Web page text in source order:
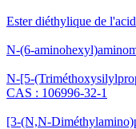
Ester diéthylique de
N-(6-
N-[5-
CAS : 106996-32-1
[3-(N,N-